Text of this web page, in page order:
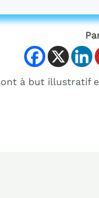
à but illustratif